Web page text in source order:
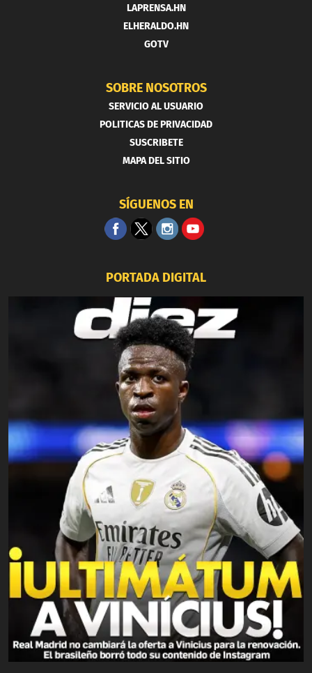
LAPRENSA.HN
ELHERALDO.HN
GOTV
SOBRE NOSOTROS
SERVICIO AL USUARIO
POLITICAS DE PRIVACIDAD
SUSCRIBETE
MAPA DEL SITIO
SÍGUENOS EN
PORTADA DIGITAL